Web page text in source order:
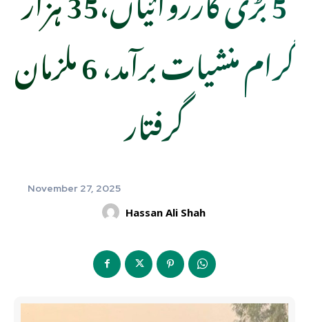
گرام منشیات برآمد، 6 ملزمان
گرفتار
November 27, 2025
Hassan Ali Shah